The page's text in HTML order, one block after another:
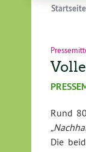
Startseite
Rund
Die